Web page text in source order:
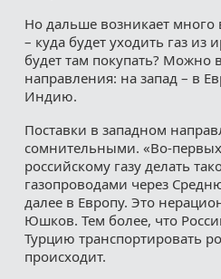
Но дальше возникает
– куда будет уходить газ из
будет там покупать? Можно
направления: на запад – в
Индию.
Поставки в западном
сомнительными. «Во-
российскому газу делать
газопроводами через
далее в Европу. Это
Юшков. Тем более, что
Турцию транспортировать
происходит.